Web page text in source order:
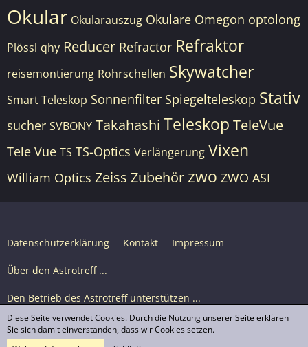
Okular Okularauszug Okulare Omegon optolong
Plössl qhy Reducer Refractor Refraktor
reisemontierung Rohrschellen Skywatcher
Smart Teleskop Sonnenfilter Spiegelteleskop Stativ
sucher SVBONY Takahashi Teleskop TeleVue
Tele Vue TS TS-Optics Verlängerung Vixen
William Optics Zeiss Zubehör zwo ZWO ASI
Datenschutzerklärung Kontakt Impressum
Über den Astrotreff ...
Den Betrieb des Astrotreff unterstützen ...
Nutzungsbedingungen
Diese Seite verwendet Cookies. Durch die Nutzung unserer Seite erklären
Sie sich damit einverstanden, dass wir Cookies setzen.